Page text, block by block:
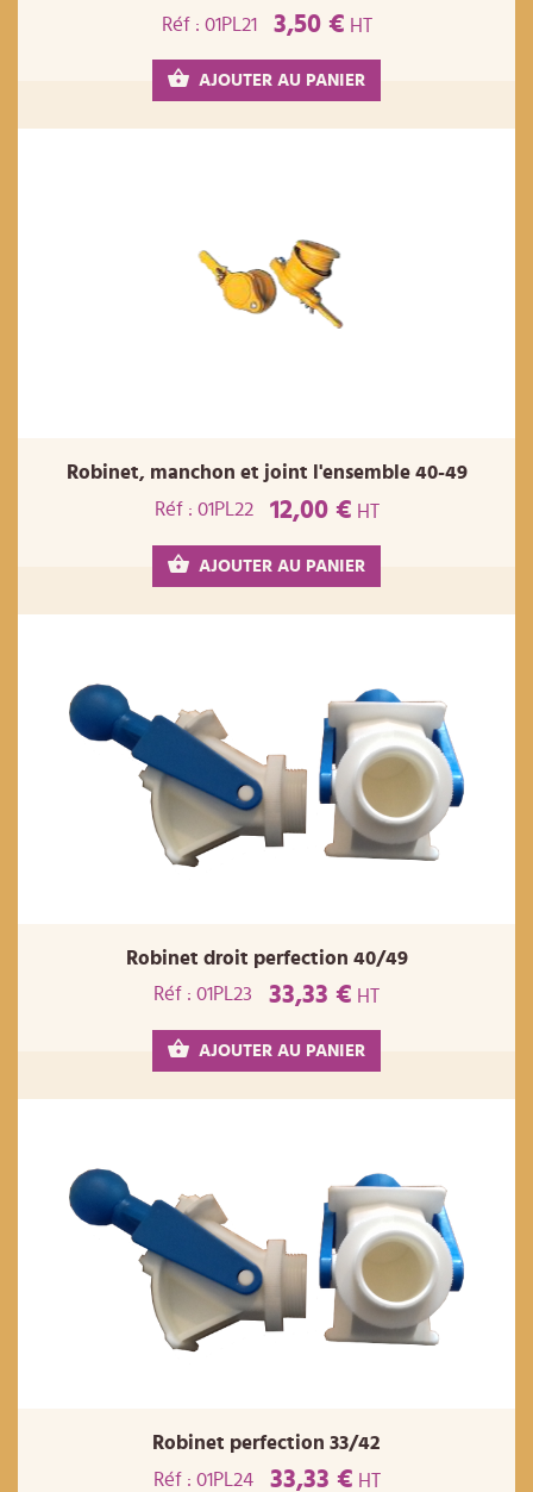
Réf : 01PL21
3,50 € HT
AJOUTER AU PANIER
Robinet, manchon et joint l'ensemble 40-49
Réf : 01PL22
12,00 € HT
AJOUTER AU PANIER
Robinet droit perfection 40/49
Réf : 01PL23
33,33 € HT
AJOUTER AU PANIER
Robinet perfection 33/42
Réf : 01PL24
33,33 € HT